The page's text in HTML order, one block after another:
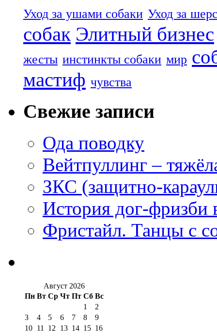
Уход за ушами собаки Уход за
собак Элитный бизнес
жесты инстинкты собаки мир
мастиф чувства
Свежие записи
Ода поводку
Вейтпуллинг –
ЗКС (защитно-
История дог-фризби
Фристайл. Танцы с
Август 2026
Пн Вт Ср Чт Пт Сб Вс
1
2
3
4 5 6 7 8
9
10 11 12 13 14 15 16